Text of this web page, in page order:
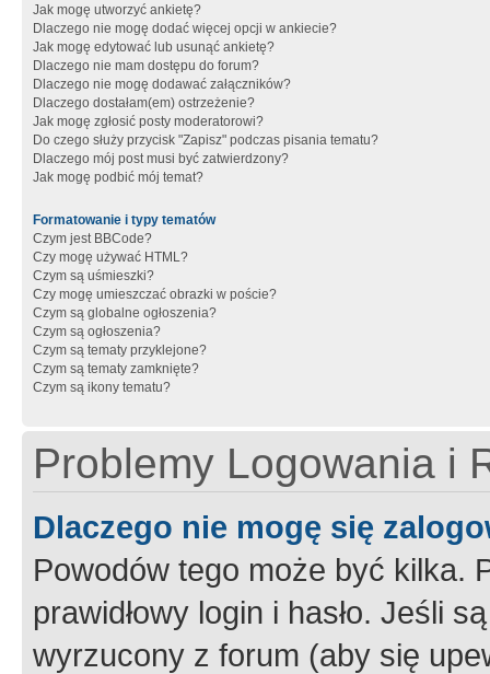
Jak mogę utworzyć ankietę?
Dlaczego nie mogę dodać więcej opcji w ankiecie?
Jak mogę edytować lub usunąć ankietę?
Dlaczego nie mam dostępu do forum?
Dlaczego nie mogę dodawać załączników?
Dlaczego dostałam(em) ostrzeżenie?
Jak mogę zgłosić posty moderatorowi?
Do czego służy przycisk "Zapisz" podczas pisania tematu?
Dlaczego mój post musi być zatwierdzony?
Jak mogę podbić mój temat?
Formatowanie i typy tematów
Czym jest BBCode?
Czy mogę używać HTML?
Czym są uśmieszki?
Czy mogę umieszczać obrazki w poście?
Czym są globalne ogłoszenia?
Czym są ogłoszenia?
Czym są tematy przyklejone?
Czym są tematy zamknięte?
Czym są ikony tematu?
Problemy Logowania i
Dlaczego nie mogę się
Powodów tego może być kilka.
prawidłowy login i hasło. Jeśli
wyrzucony z forum (aby się